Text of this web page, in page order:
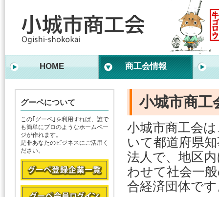
HOME 商工会情報
小城市商工
小城市商工会
いて都道府県
法人で、地区
わせて社会一
合経済団体で
グーペについて
この｢グーペ｣を利用すれば、誰で
も簡単にプロのようなホームペー
ジが作れます。
是非あなたのビジネスにご活用く
ださい。